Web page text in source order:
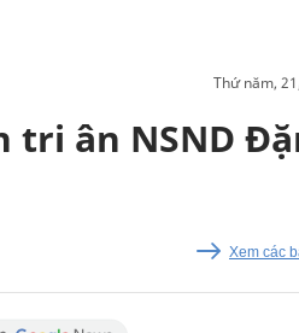
thứ năm,
tri ân NSND
Xem các